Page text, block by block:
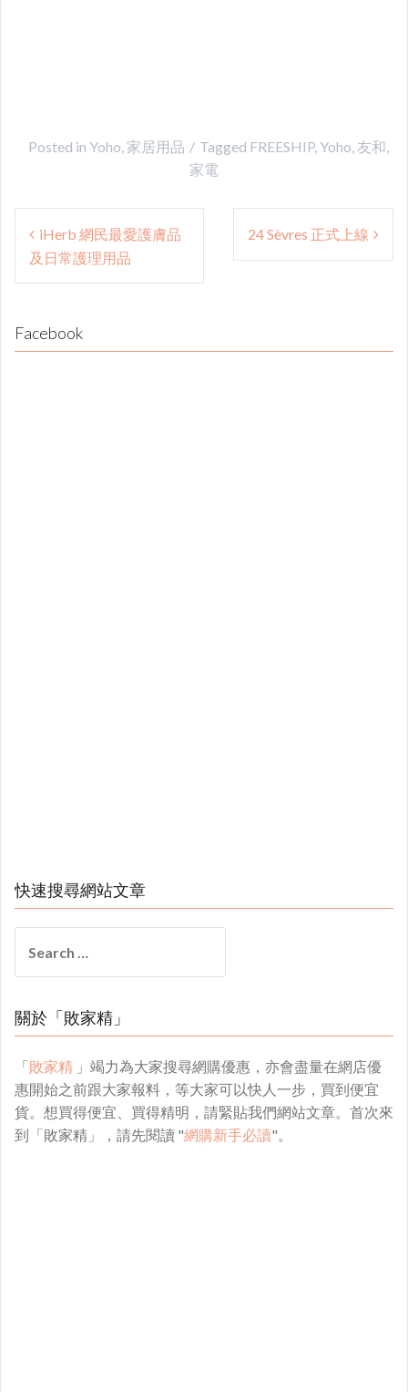
Posted in Yoho 家居用品 Tagged FREESHIP, Yoho 友和
家電
Post
navigation
iHerb 網民最愛護膚品
及日常護理用品
24 Sèvres 正式上線
Facebook
快速搜尋網站文章
for:
關於「敗家精」
「敗家精 」竭力為大家搜尋網購優惠，亦會盡量在網店優
惠開始之前跟大家報料，等大家可以快人一步，買到便宜
貨。想買得便宜、買得精明，請緊貼我們網站文章。首次來
到「敗家精」，請先閱讀 "網購新手必讀"。